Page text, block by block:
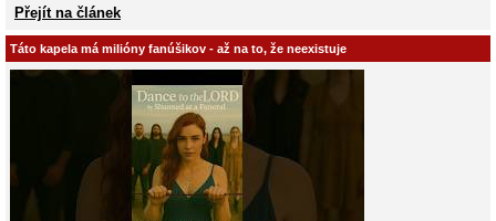
Přejít na článek
Táto kapela má milióny fanúšikov - až na to, že neexistuje